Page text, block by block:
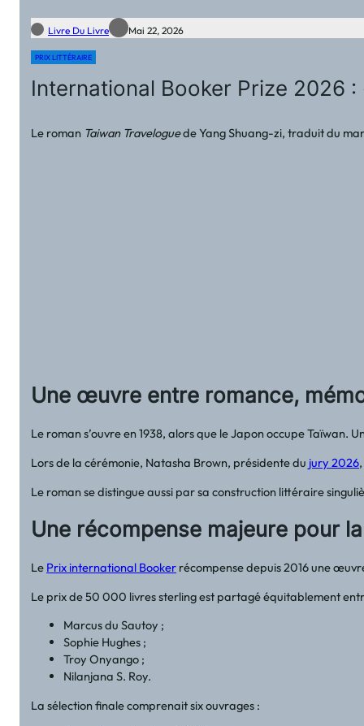
Livre Du Livre Mai 22, 2026
PRIX LITTÉRAIRE
International Booker Prize 2026
Le roman Taiwan Traveloguede Yang Shuang-zi, traduit du
Une œuvre entre romance,
Le roman s’ouvre en 1938, alors que le Japon occupe
Lors de la cérémonie, Natasha Brown, présidente du jury 2026
Le roman se distingue aussi par sa construction littéraire
Une récompense majeure pour
Le Prix international Booker récompense depuis 2016 une
Le prix de 50 000 livres sterling est partagé équitablement
Marcus du Sautoy ;
Sophie Hughes ;
Troy Onyango ;
Nilanjana S. Roy.
La sélection finale comprenait six ouvrages :